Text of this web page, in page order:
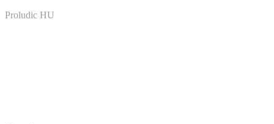
Proludic HU